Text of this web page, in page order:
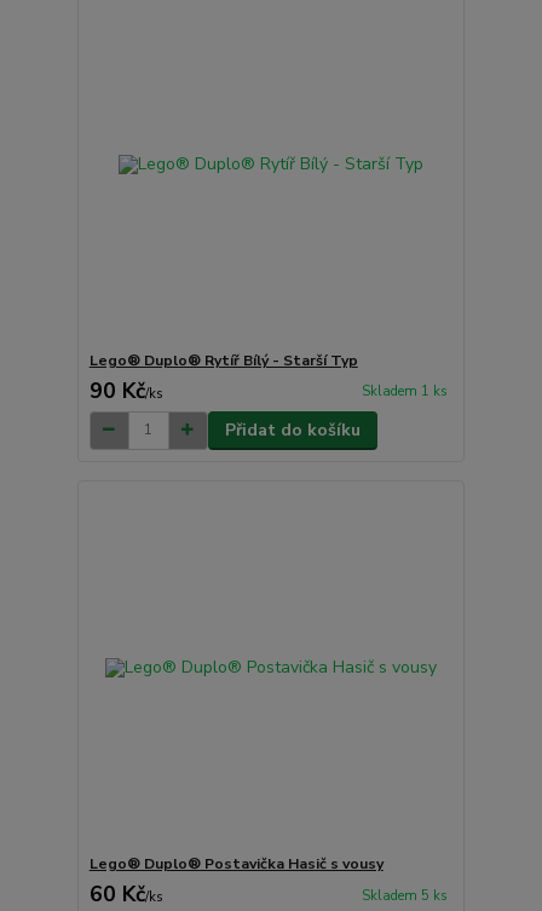
Lego® Duplo® Rytíř Bílý - Starší Typ
90 Kč/ks Skladem 1 ks
Přidat do košíku
Lego® Duplo® Postavička Hasič s vousy
60 Kč/ks Skladem 5 ks